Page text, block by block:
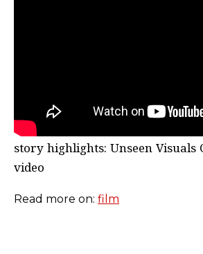
story highlights: Unseen Visuals
video
Read more on: film